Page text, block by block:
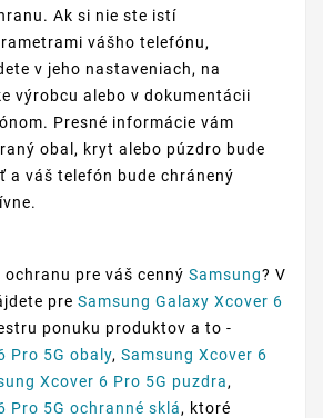
Ak si nie ste istí
vášho telefónu,
v jeho nastaveniach, na
výrobcu alebo v dokumentácii
Presné informácie vám
obal, kryt alebo púzdro bude
a váš telefón bude chránený
pre váš cenný Samsung? V
pre Samsung Galaxy Xcover 6
ponuku produktov a to -
Pro 5G obaly, Samsung Xcover 6
Xcover 6 Pro 5G puzdra,
Pro 5G ochranné sklá, ktoré